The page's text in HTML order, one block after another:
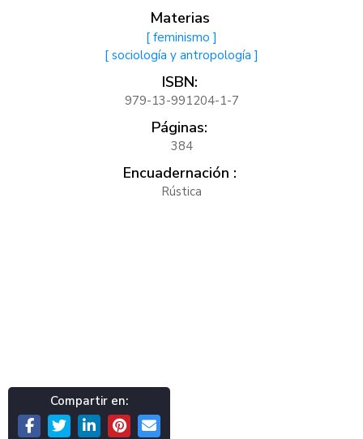
Materias
[ feminismo ]
[ sociología y antropología ]
ISBN:
979-13-991204-1-7
Páginas:
384
Encuadernación :
Rústica
Compartir en: